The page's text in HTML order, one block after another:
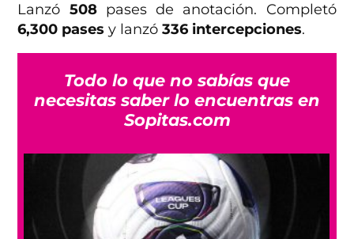
Lanzó 508pases de anotación. Completó
6,300 pases y lanzó336 intercepciones.
Todo lo que no sabías que
necesitas saber lo encuentras en
Sopitas.com